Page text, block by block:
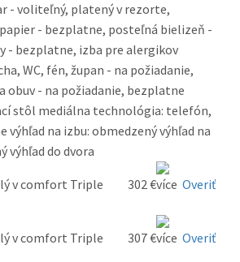
- voliteľný, platený v rezorte,
- bezplatne, posteľná bielizeň -
- bezplatne, izba pre alergikov
WC, fén, župan - na požiadanie,
obuv - na požiadanie, bezplatne
stôl mediálna technológia: telefón,
výhľad na izbu: obmedzený výhľad na
výhľad do dvora
v comfort Triple
302 € Overiť
v comfort Triple
307 € Overiť